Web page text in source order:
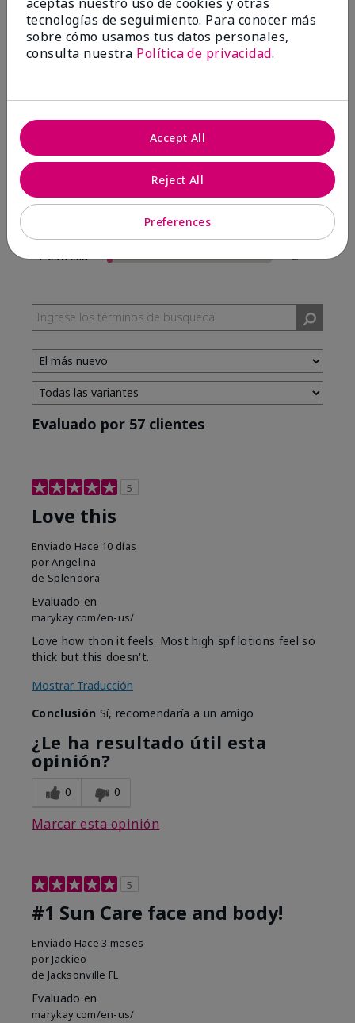
Escribir Una Opinión
3 estrellas
1
1 estrella
2
Evaluado por 57 clientes
5
Love this
Enviado Hace 10 días
porAngelina
de Splendora
Evaluado en
marykay.com/en-us/
Love how thon it feels. Most high spf lotions feel so
thick but this doesn't.
Mostrar Traducción
Conclusión Sí, recomendaría a un amigo
¿Le ha resultado útil esta
opinión?
0 0
Marcar esta opinión
5
#1 Sun Care face and body!
Enviado Hace 3 meses
por Jackieo
de Jacksonville FL
Evaluado en
marykay.com/en-us/
tecnologías de seguimiento. Para conocer más
sobre cómo usamos tus datos personales,
consulta nuestra Política de privacidad.
Preferences
Reject All
Accept All